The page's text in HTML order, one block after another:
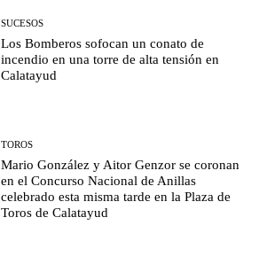
SUCESOS
Los Bomberos sofocan un conato de
incendio en una torre de alta tensión en
Calatayud
TOROS
Mario González y Aitor Genzor se coronan
en el Concurso Nacional de Anillas
celebrado esta misma tarde en la Plaza de
Toros de Calatayud